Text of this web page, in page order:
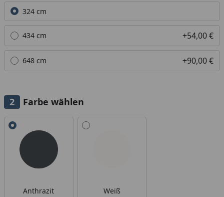
Alle anzeigen (3)
324 cm
434 cm +54,00 €
648 cm +90,00 €
Farbe wählen
Alle anzeigen (2)
Anthrazit Weiß